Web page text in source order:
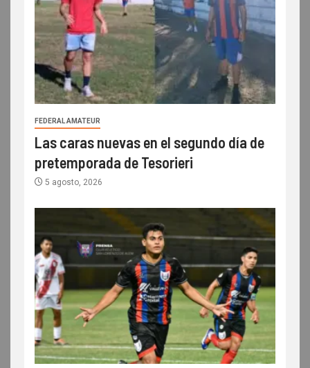
FEDERAL AMATEUR
Las caras nuevas en el segundo día de
pretemporada de Tesorieri
5 agosto, 2026